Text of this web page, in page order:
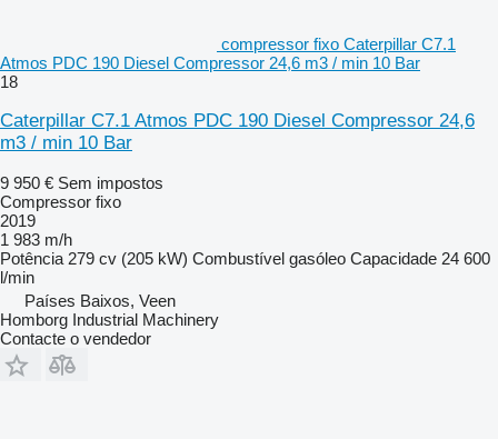
compressor fixo Caterpillar C7.1
Atmos PDC 190 Diesel Compressor 24,6 m3 / min 10 Bar
18
Caterpillar C7.1 Atmos PDC 190 Diesel Compressor 24,6
m3 / min 10 Bar
9 950 € Sem impostos
Compressor fixo
2019
1 983 m/h
Potência 279 cv (205 kW) Combustível gasóleo Capacidade 24 600
l/min
Países Baixos, Veen
Homborg Industrial Machinery
Contacte o vendedor